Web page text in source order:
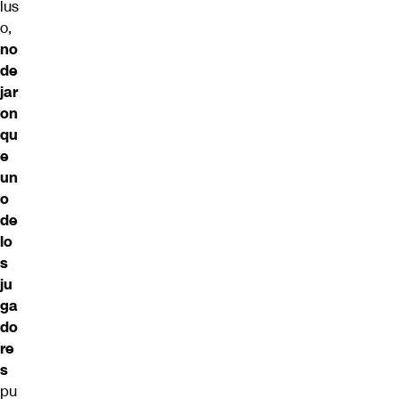
lus
o,
no
de
jar
on
qu
e
un
o
de
lo
s
ju
ga
do
re
s
pu